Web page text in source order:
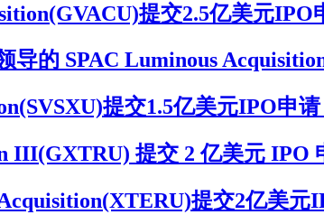
提交2.5亿美元
导的 SPAC Luminous
提交1.5亿美元IPO申
III(GXTRU) 提交 2 亿美元 IPO
提交2亿美